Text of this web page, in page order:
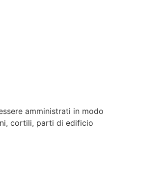
amministrati in modo
cortili, parti di edificio